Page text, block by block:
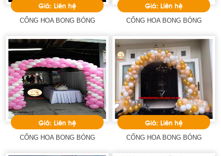
Giá: Liên hệ
CỔNG HOA BONG BÓNG
Giá: Liên hệ
CỔNG HOA BONG BÓNG
Giá: Liên hệ
CỔNG HOA BONG BÓNG
Giá: Liên hệ
CỔNG HOA BONG BÓNG